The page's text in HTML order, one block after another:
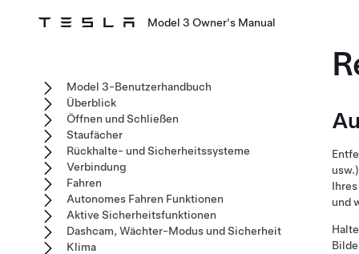
Model 3 Owner's Manual
Ihres
und
Model 3-Benutzerhandbuch
Überblick
Öffnen und Schließen
Staufächer
Rückhalte- und Sicherheitssysteme
Verbindung
Fahren
Autonomes Fahren Funktionen
Aktive Sicherheitsfunktionen
Dashcam, Wächter-Modus und Sicherheit
Klima